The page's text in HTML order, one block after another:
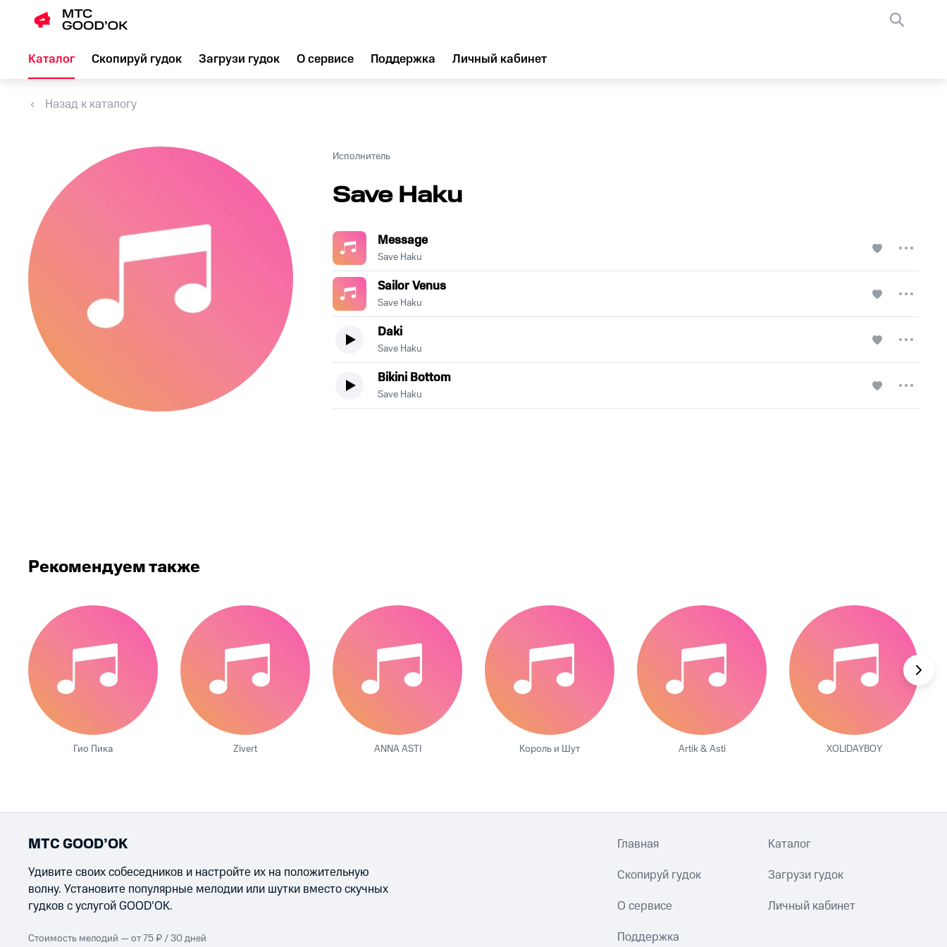
Каталог Скопируй гудок Загрузи гудок О сервисе Поддержка Личный кабинет
Назад к каталогу
Исполнитель
Save Haku
Message
Save Haku
Sailor Venus
Save Haku
Daki
Save Haku
Bikini Bottom
Save Haku
Рекомендуем также
Гио Пика Zivert ANNA ASTI Король и Шут Artik & Asti XOLIDAYBOY
МТС GOOD’OK
Удивите своих собеседников и настройте их на положительную
волну. Установите популярные мелодии или шутки вместо скучных
гудков с услугой GOOD’OK.
Стоимость мелодий — от 75 ₽ / 30 дней
Главная Каталог
Скопируй гудок Загрузи гудок
О сервисе Личный кабинет
Поддержка